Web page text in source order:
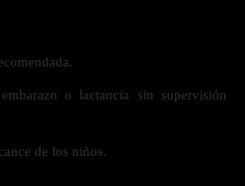
o lactancia sin supervisión
de los niños.